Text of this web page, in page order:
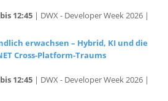
erwachsen – Hybrid, KI und die
Cross-Platform-Traums
12:45| DWX - Developer Week 2026 |
Softwareentwicklung